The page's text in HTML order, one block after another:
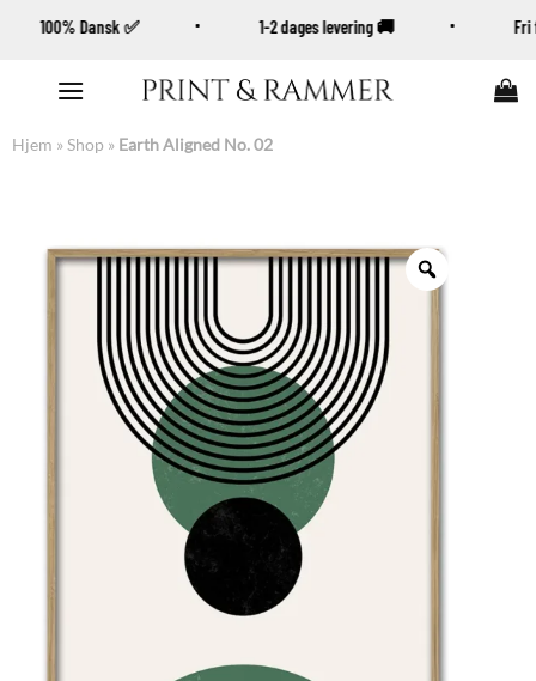
100% Dansk ✅ 1-2 dages levering 🚚
indhold
Hjem »Shop » Earth Aligned No. 02